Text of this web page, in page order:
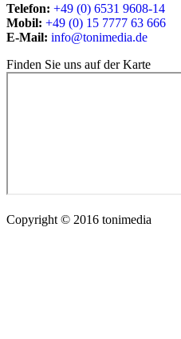
Telefon: +49 (0) 6531 9608-14
Mobil: +49 (0) 15 7777 63 666
E-Mail: info@tonimedia.de
Finden Sie uns auf der Karte
Copyright © 2016 tonimedia